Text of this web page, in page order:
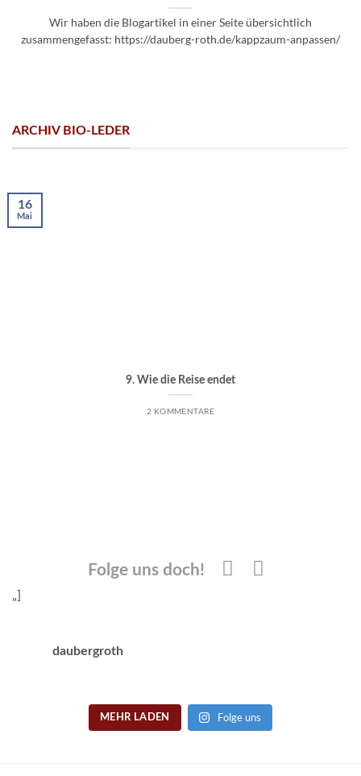
Wir haben die Blogartikel in einer Seite übersichtlich
zusammengefasst: https://dauberg-roth.de/kappzaum-anpassen/
ARCHIV BIO-LEDER
9. Wie die Reise endet
2 KOMMENTARE
16
Mai
Folge uns doch!
„]
daubergroth
MEHR LADEN Folge uns